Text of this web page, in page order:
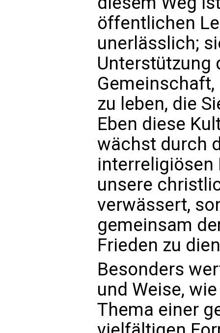
öffentlichen
unerlässlich;
Unterstützung
Gemeinschaft,
zu leben, die
Eben diese
wächst durch
interreligiösen
unsere
verwässert,
gemeinsam
Frieden zu
Besonders
und Weise,
Thema einer